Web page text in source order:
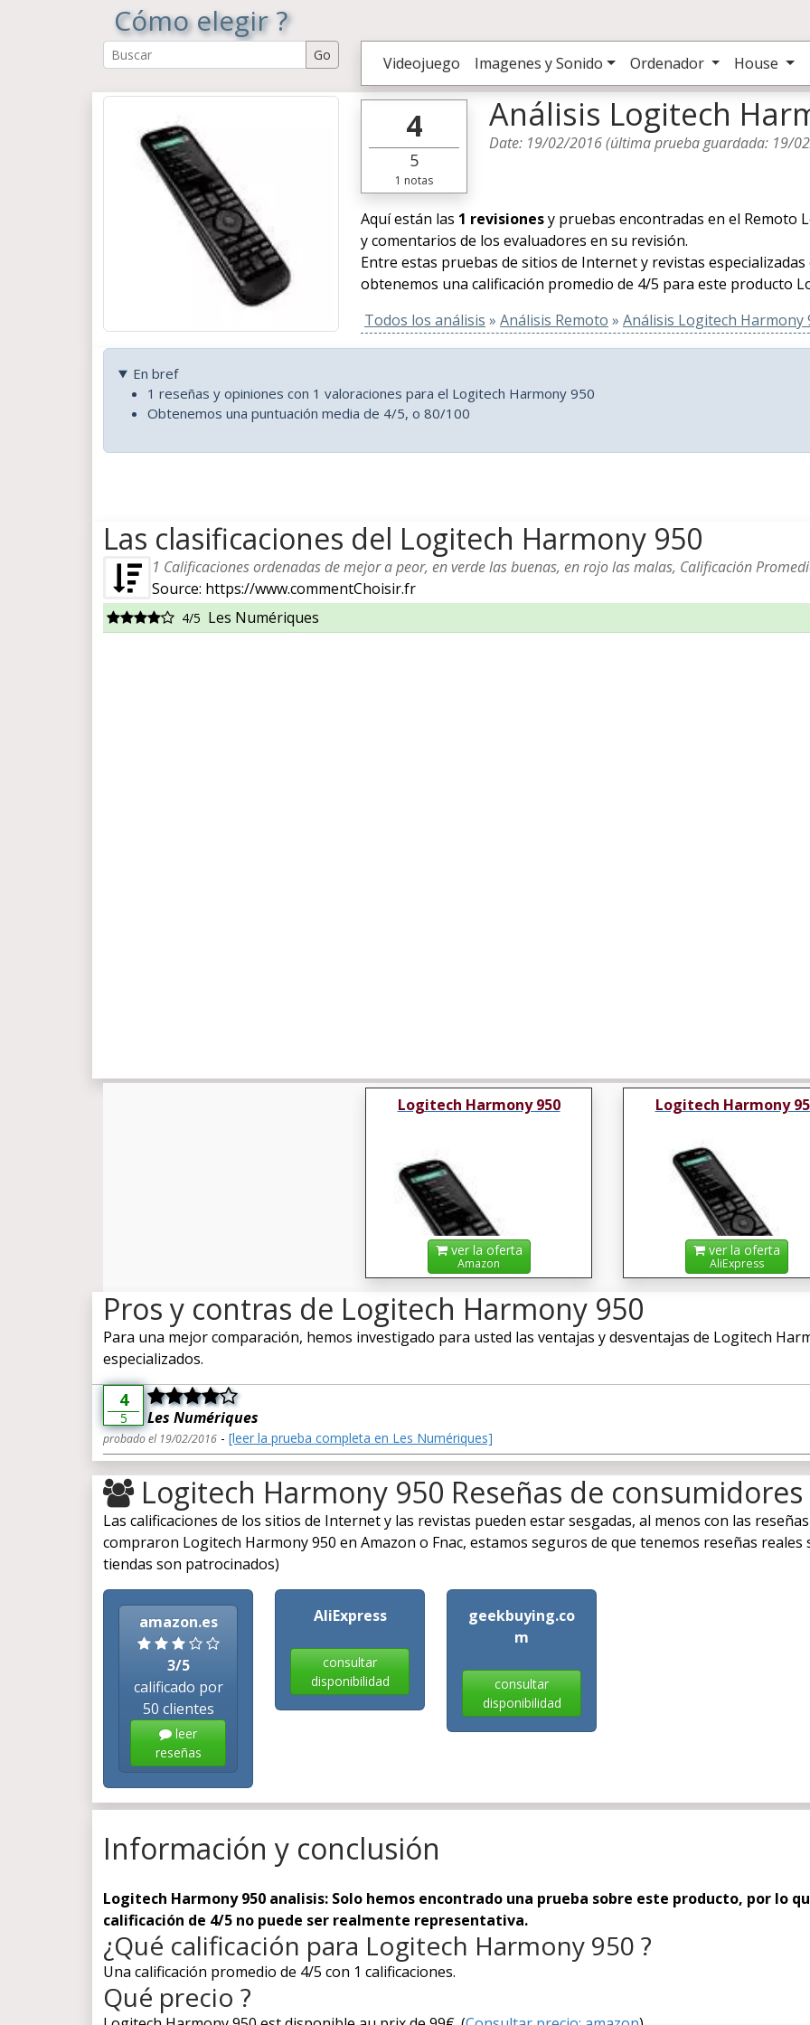
Cómo elegir ?
Videojuego Imagenes y Sonido Ordenador House
4
5
1 notas
Análisis Logitech
Date: 19/02/2016(última prueba guardada: 19/
Aquí están las 1 revisionesy pruebas encontradas en el Remoto
y comentarios de los evaluadores en su revisión.
Entre estas pruebas de sitios de Internet y revistas
obtenemos una calificación promedio de 4/5 para este producto
Todos los análisis » Análisis Remoto » Análisis Logitech Harmony
En bref
1 reseñas y opiniones con 1 valoraciones para el Logitech Harmony 950
Obtenemos una puntuación media de 4/5, o 80/100
Las clasificaciones del Logitech Harmony 950
1 Calificaciones ordenadas de mejor a peor, en verde las buenas, en rojo las malas, Calificación
Source: https://www.commentChoisir.fr
4/5 Les Numériques
Logitech Harmony 950
ver la oferta
Amazon
Logitech Harmony
ver la oferta
AliExpress
Pros y contras de Logitech Harmony 950
Para una mejor comparación, hemos investigado para usted las ventajas y desventajas de Logitech
especializados.
4
5 Les Numériques
probado el 19/02/2016 - [leer la prueba completa en Les Numériques]
Logitech Harmony 950 Reseñas de consumidores
Las calificaciones de los sitios de Internet y las revistas pueden estar sesgadas, al menos con las
compraron Logitech Harmony 950 en Amazon o Fnac, estamos seguros de que tenemos reseñas
tiendas son patrocinados)
amazon.es
3/5
calificado por
50 clientes
leer
reseñas
AliExpress
consultar
disponibilidad
geekbuying.co
m
consultar
disponibilidad
Información y conclusión
Logitech Harmony 950 analisis: Solo hemos encontrado una prueba sobre este producto, por lo
calificación de 4/5 no puede ser realmente representativa.
¿Qué calificación para Logitech Harmony 950 ?
Una calificación promedio de 4/5 con 1 calificaciones.
Qué precio ?